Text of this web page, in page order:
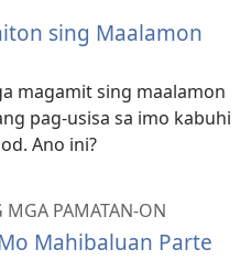
sing Maalamon
magamit sing maalamon
pag-usisa sa imo kabuhi
Ano ini?
MGA PAMATAN-ON
Mahibaluan Parte